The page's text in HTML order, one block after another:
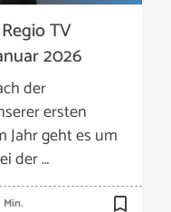
TV
2026
der
ersten
Jahr geht es um
der …
bookmark_border